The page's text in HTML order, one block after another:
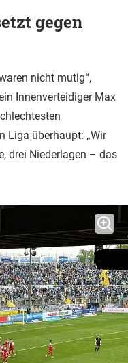
gegen
nicht mutig“,
Innenverteidiger Max
Liga überhaupt: „Wir
drei Niederlagen – das